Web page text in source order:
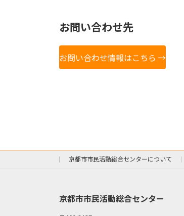
お問い合わせ先
お問い合わせ情報はこちら →
京都市市民活動総合センターについて
京都市市民活動総合センター